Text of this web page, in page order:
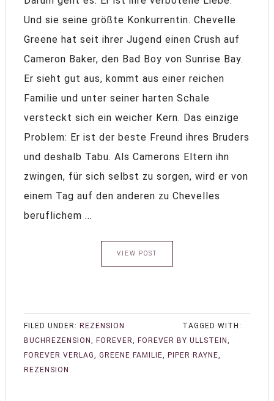
Und sie seine größte Konkurrentin. Chevelle
Greene hat seit ihrer Jugend einen Crush auf
Cameron Baker, den Bad Boy von Sunrise Bay.
Er sieht gut aus, kommt aus einer reichen
Familie und unter seiner harten Schale
versteckt sich ein weicher Kern. Das einzige
Problem: Er ist der beste Freund ihres Bruders
und deshalb Tabu. Als Camerons Eltern ihn
zwingen, für sich selbst zu sorgen, wird er von
einem Tag auf den anderen zu Chevelles
beruflichem ...
VIEW POST
FILED UNDER: REZENSION
TAGGED WITH:
BUCHREZENSION , FOREVER, FOREVER BY ULLSTEIN ,
FOREVER VERLAG, GREENE FAMILIE, PIPER RAYNE,
REZENSION